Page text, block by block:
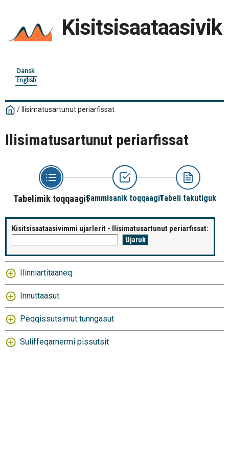
Kisitsisaataasivik
Dansk
English
/ Ilisimatusartunut periarfissat
Ilisimatusartunut periarfissat
Tabelimik toqqaagitSammisanik toqqaagitTabeli takutiguk
Kisitsisaataasivimmi ujarlerit - Ilisimatusartunut periarfissat:
Ilinniartitaaneq
Innuttaasut
Peqqissutsimut tunngasut
Suliffeqarnermi pissutsit